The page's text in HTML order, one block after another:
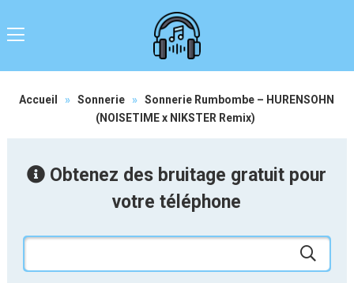
Accueil » Sonnerie » Sonnerie Rumbombe – HURENSOHN
(NOISETIME x NIKSTER Remix)
Obtenez des bruitage gratuit pour
votre téléphone